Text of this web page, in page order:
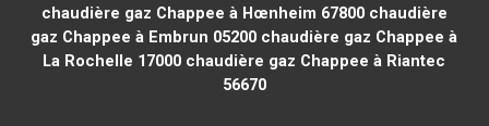
chaudière gaz Chappee à Hœnheim 67800chaudière
gaz Chappee à Embrun 05200 chaudière gaz Chappee à
La Rochelle 17000 chaudière gaz Chappee à Riantec
56670